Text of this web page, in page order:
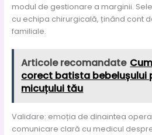
modul de gestionare a marginii.
cu echipa chirurgicală, ținând cont
familiale.
Articole recomandate
corect batista bebelușului
micuțului tău
Validare: emoția de dinaintea
comunicare clară cu medicul